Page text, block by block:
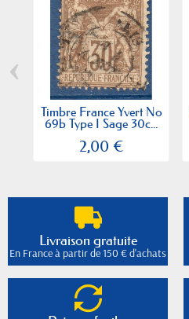
Timbre France Yvert No
69b Type I Sage 30c...
2,00 €
‹
Livraison gratuite
En France à partir de 150 € d'achats